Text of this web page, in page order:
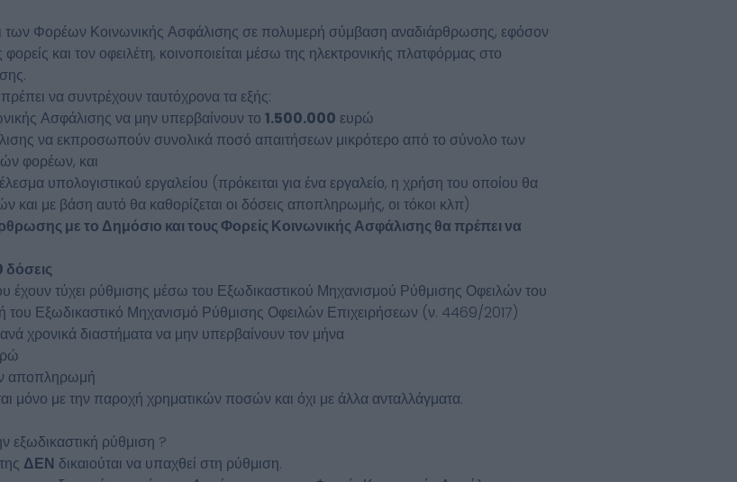
των Φορέων Κοινωνικής Ασφάλισης σε πολυμερή σύμβαση αναδιάρθρωσης, εφόσον
και τον οφειλέτη, κοινοποιείται μέσω της ηλεκτρονικής πλατφόρμας στο
να συντρέχουν ταυτόχρονα τα εξής:
Ασφάλισης να μην υπερβαίνουν το 1.500.000 ευρώ
να εκπροσωπούν συνολικά ποσό απαιτήσεων μικρότερο από το σύνολο των
φορέων, και
υπολογιστικού εργαλείου (πρόκειται για ένα εργαλείο, η χρήση του οποίου θα
και με βάση αυτό θα καθορίζεται οι δόσεις αποπληρωμής, οι τόκοι κλπ)
με το Δημόσιο και τους Φορείς Κοινωνικής Ασφάλισης θα πρέπει να
έχουν τύχει ρύθμισης μέσω του Εξωδικαστικού Μηχανισμού Ρύθμισης Οφειλών του
Εξωδικαστικό Μηχανισμό Ρύθμισης Οφειλών Επιχειρήσεων (ν. 4469/2017)
χρονικά διαστήματα να μην υπερβαίνουν τον μήνα
αποπληρωμή
μόνο με την παροχή χρηματικών ποσών και όχι με άλλα ανταλλάγματα.
εξωδικαστική ρύθμιση ?
ΔΕΝ δικαιούται να υπαχθεί στη ρύθμιση.